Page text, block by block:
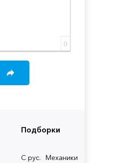
Подборки
С рус.
Механики
0